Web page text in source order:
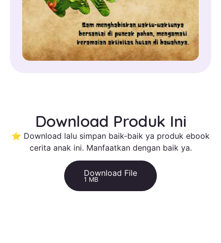
Download Produk Ini
⭐ Download lalu simpan baik-baik ya produk ebook
cerita anak ini. Manfaatkan dengan baik ya.
Download File
1 MB